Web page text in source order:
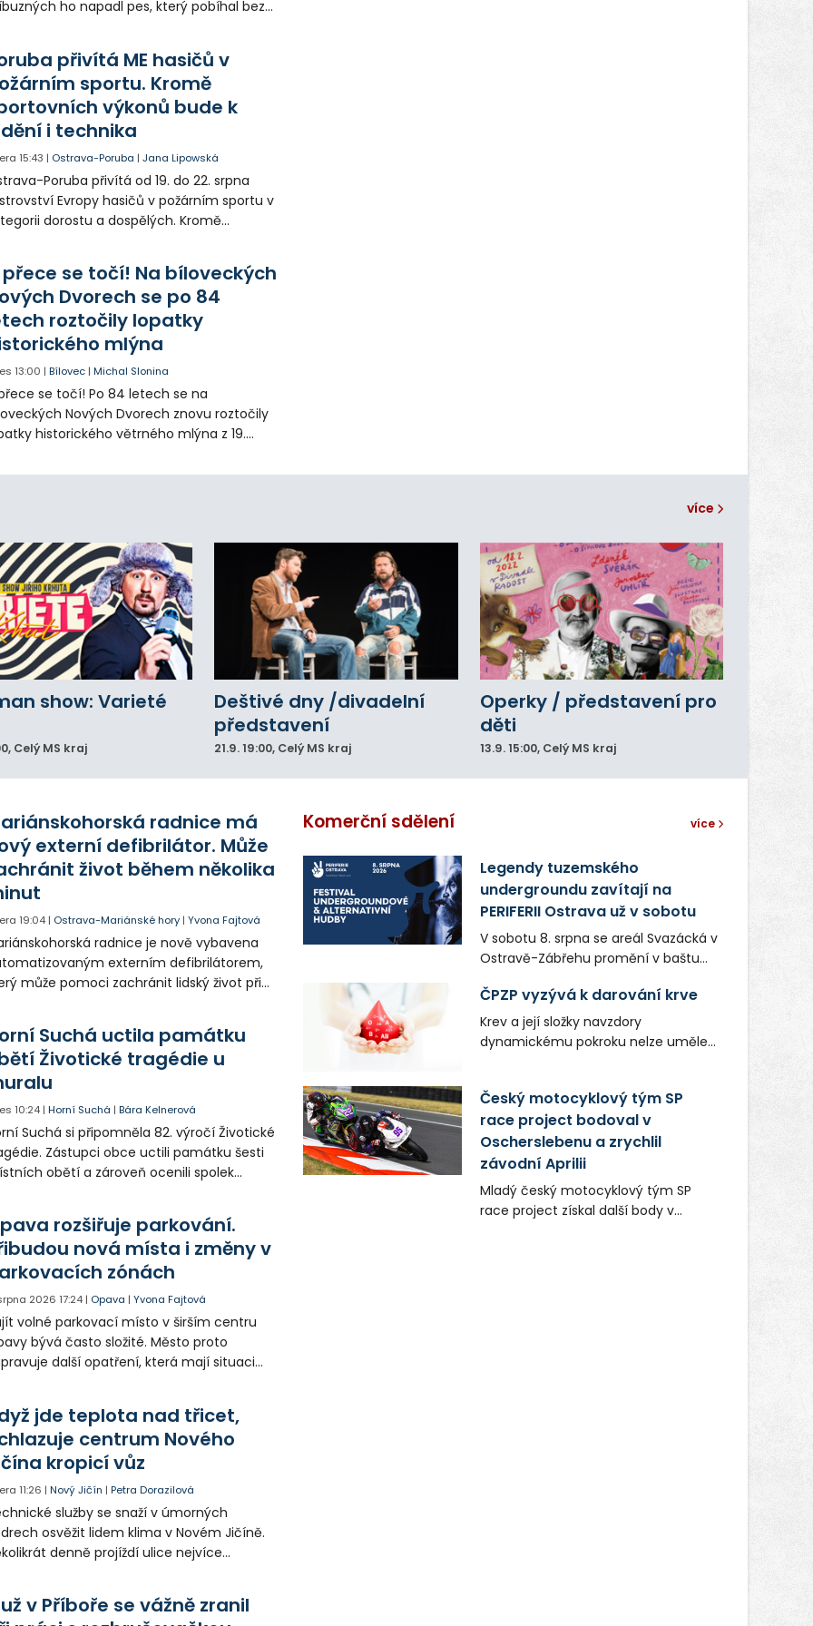
ho napadl pes, který pobíhal bez
Případem už se zabývá policie, která
psa hledá.
přivítá ME hasičů v
sportu. Kromě
výkonů bude k
i technika
15:43 | Ostrava-Poruba |Jana Lipowská
Poruba přivítá od 19. do 22. srpna
Evropy hasičů v požárním sportu v
dorostu a dospělých. Kromě
přece se točí! Na bíloveckých
Dvorech se po 84
roztočily lopatky
mlýna
13:00 |Bílovec |Michal Slonina
se točí! Po 84 letech se na
Nových Dvorech znovu roztočily
historického větrného mlýna z 19.
dobrovolníci.
více
show: Varieté
, Celý MS kraj
Deštivé dny /divadelní
představení
21.9.19:00, Celý MS kraj
Operky / představení pro
děti
13.9. 15:00, Celý MS kraj
radnice má
externí defibrilátor. Může
život během několika
19:04 | Ostrava-Mariánské hory |Yvona Fajtová
radnice je nově vybavena
externím defibrilátorem,
může pomoci zachránit lidský život při
pokynům jej zvládne obsloužit i
bez zdravotnického vzdělání.
Suchá uctila památku
Životické tragédie u
10:24 |Horní Suchá |Bára Kelnerová
Suchá si připomněla 82. výročí Životické
Zástupci obce uctili památku šesti
obětí a zároveň ocenili spolek
prostřednictvím QR kódů u
rozšiřuje parkování.
nová místa i změny v
zónách
2026 17:24 | Opava |Yvona Fajtová
volné parkovací místo v širším centru
bývá často složité. Město proto
další opatření, která mají situaci
řidiče v parkovacích zónách.
jde teplota nad třicet,
centrum Nového
kropicí vůz
11:26 |Nový Jičín |Petra Dorazilová
služby se snaží v úmorných
osvěžit lidem klima v Novém Jičíně.
denně projíždí ulice nejvíce
v Příboře se vážně zranil
Komerční sdělení více
Legendy tuzemského
undergroundu zavítají na
PERIFERII Ostrava už v sobotu
V sobotu 8. srpna se areál Svazácká v
Ostravě-Zábřehu promění v baštu
hudby. Uskuteční se zde totiž první
ročník festivalu PERIFERIE Ostrava.
Brány areálu se otevřou půlhodinu po
Vstupenky v ceně 450 Kč jsou v
prodeji.
ČPZP vyzývá k darování krve
Krev a její složky navzdory
dynamickému pokroku nelze uměle
nenahraditelnou tělní tekutinu
neobejde. Naléhavá potřeba doplnit
krevní zásoby nastává vždy v létě,
kdy stoupá počet úrazů. Česká
průmyslová zdravotní pojišťovna
(ČPZP) apeluje na všechny, kteří se
těší dobrému zdraví, aby se stali
Český motocyklový tým SP
race project bodoval v
Oscherslebenu a zrychlil
závodní Aprilii
Mladý český motocyklový tým SP
race project získal další body v